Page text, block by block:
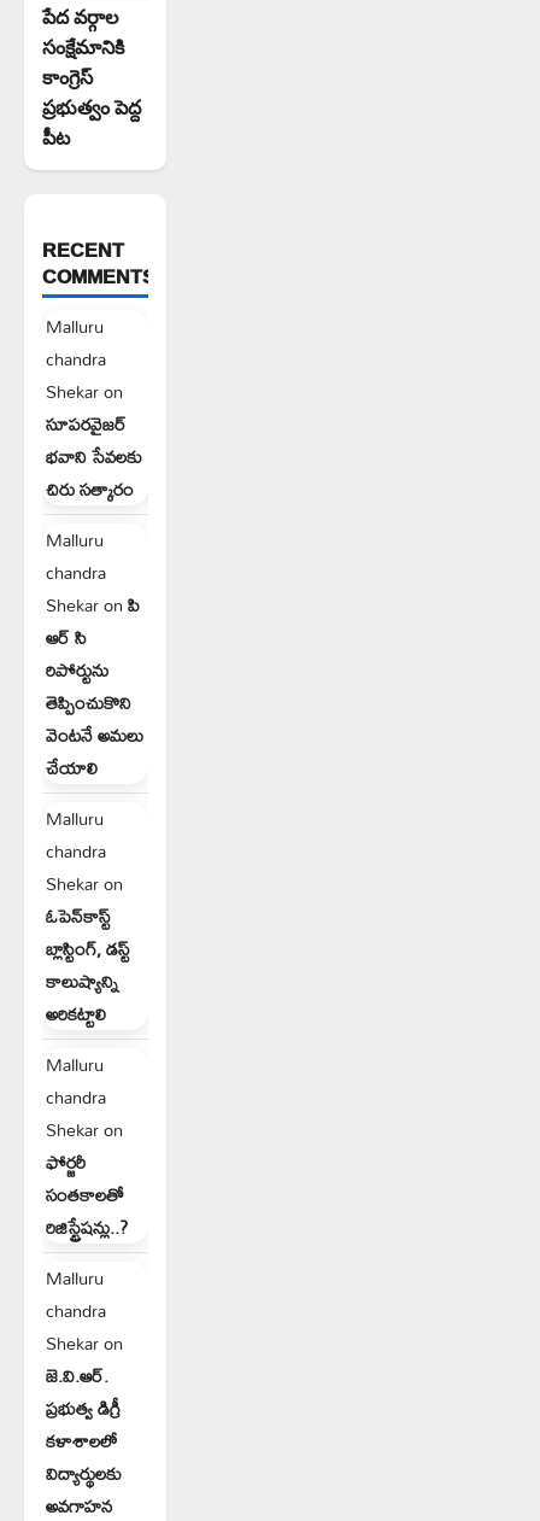
పేద వర్గాల
సంక్షేమానికి
కాంగ్రెస్
ప్రభుత్వం పెద్ద
పీట
RECENT
COMMENTS
Malluru
chandra
Shekaron
సూపరవైజర్
భవాని సేవలకు
చిరు సత్కారం
Malluru
chandra
Shekaronపి
ఆర్ సి
రిపోర్టును
తెప్పించుకొని
వెంటనే అమలు
చేయాలి
Malluru
chandra
Shekaron
ఓపెన్‌కాస్ట్
బ్లాస్టింగ్, డస్ట్
కాలుష్యాన్ని
అరికట్టాలి
Malluru
chandra
Shekaron
ఫోర్జరీ
సంతకాలతో
రిజిస్ట్రేషన్లు..?
Malluru
chandra
Shekaron
జె.వి.ఆర్.
ప్రభుత్వ డిగ్రీ
కళాశాలలో
విద్యార్థులకు
అవగాహన